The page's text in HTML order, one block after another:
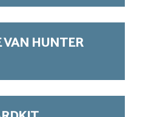
VAN HUNTER